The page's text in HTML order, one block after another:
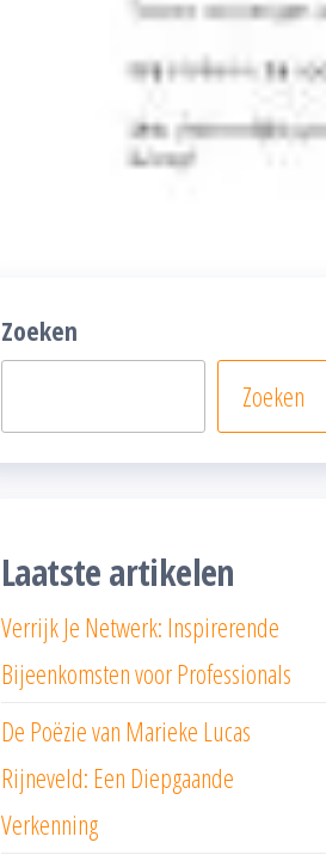
Zoeken
Zoeken
Laatste artikelen
Verrijk Je Netwerk: Inspirerende
Bijeenkomsten voor Professionals
De Poëzie van Marieke Lucas
Rijneveld: Een Diepgaande
Verkenning